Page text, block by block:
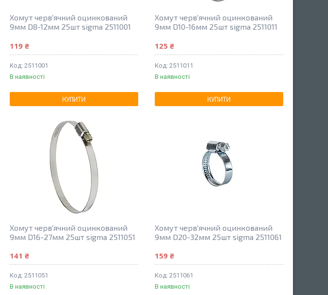
Хомут черв'ячний оцинкований
9мм D8-12мм 25шт sigma 2511001
119 ₴
2511001
В наявності
КУПИТИ
Хомут черв'ячний оцинкований
9мм D10-16мм 25шт sigma 2511011
125 ₴
2511011
В наявності
КУПИТИ
Хомут черв'ячний оцинкований
9мм D16-27мм 25шт sigma 2511051
141 ₴
2511051
В наявності
Хомут черв'ячний оцинкований
9мм D20-32мм 25шт sigma 2511061
159 ₴
2511061
В наявності